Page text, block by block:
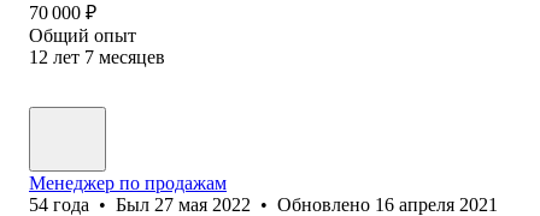
70 000 ₽
Общий опыт
12 лет 7 месяцев
Менеджер по продажам
54 года • Был 27 мая 2022 • Обновлено 16 апреля 2021